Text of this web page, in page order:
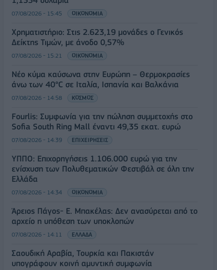
07/08/2026 - 15:45 ΟΙΚΟΝΟΜΙΑ
Χρηματιστήριο: Στις 2.623,19 μονάδες ο Γενικός
Δείκτης Τιμών, με άνοδο 0,57%
07/08/2026 - 15:21 ΟΙΚΟΝΟΜΙΑ
Νέο κύμα καύσωνα στην Ευρώπη – Θερμοκρασίες
άνω των 40°C σε Ιταλία, Ισπανία και Βαλκάνια
07/08/2026 - 14:58 ΚΟΣΜΟΣ
Fourlis: Συμφωνία για την πώληση συμμετοχής στο
Sofia South Ring Mall έναντι 49,35 εκατ. ευρώ
07/08/2026 - 14:39 ΕΠΙΧΕΙΡΗΣΕΙΣ
ΥΠΠΟ: Επιχορηγήσεις 1.106.000 ευρώ για την
ενίσχυση των Πολυθεματικών Φεστιβάλ σε όλη την
Ελλάδα
07/08/2026 - 14:34 ΟΙΚΟΝΟΜΙΑ
Άρειος Πάγος- Ε. Μπακέλας: Δεν ανασύρεται από το
αρχείο η υπόθεση των υποκλοπών
07/08/2026 - 14:11 ΕΛΛΑΔΑ
Σαουδική Αραβία, Τουρκία και Πακιστάν
υπογράφουν κοινή αμυντική συμφωνία